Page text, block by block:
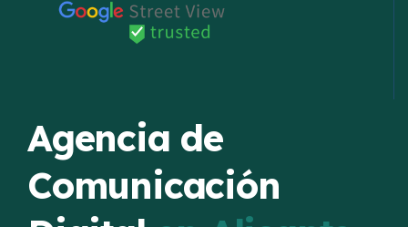
Agencia de
Comunicación